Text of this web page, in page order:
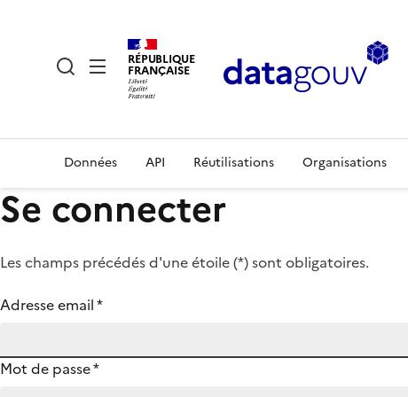
RÉPUBLIQUE
FRANÇAISE
Données API Réutilisations Organisations
Se connecter
Les champs précédés d'une étoile (*) sont obligatoires.
Adresse email*
Mot de passe*